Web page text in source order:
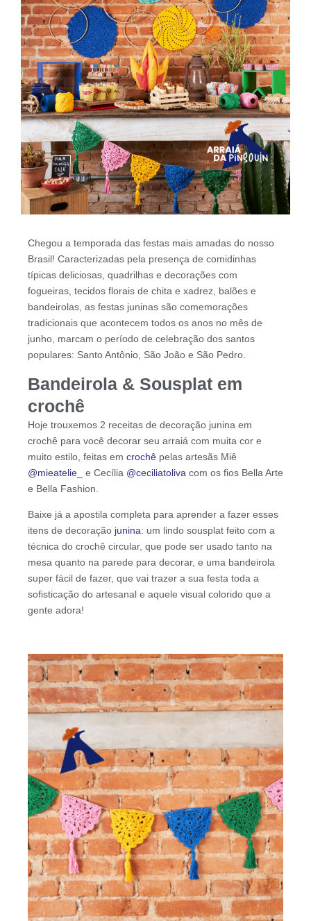
Chegou a temporada das festas mais amadas do nosso
Brasil! Caracterizadas pela presença de comidinhas
típicas deliciosas, quadrilhas e decorações com
fogueiras, tecidos florais de chita e xadrez, balões e
bandeirolas, as festas juninas são comemorações
tradicionais que acontecem todos os anos no mês de
junho, marcam o período de celebração dos santos
populares: Santo Antônio, São João e São Pedro.
Bandeirola & Sousplat em
crochê
Hoje trouxemos 2 receitas de decoração junina em
crochê para você decorar seu arraiá com muita cor e
muito estilo, feitas em crochê pelas artesãs Miê
@mieatelie_
e Cecília @ceciliatoliva com os fios Bella Arte
e Bella Fashion.
Baixe já a apostila completa para aprender a fazer esses
itens de decoração junina: um lindo sousplat feito com a
técnica do crochê circular, que pode ser usado tanto na
mesa quanto na parede para decorar, e uma bandeirola
super fácil de fazer, que vai trazer a sua festa toda a
sofisticação do artesanal e aquele visual colorido que a
gente adora!